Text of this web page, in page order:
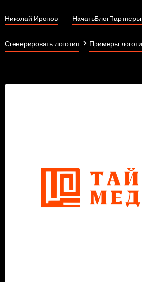
Николай Иронов НачатьБлогПартнеры
Сгенерировать логотип Примеры